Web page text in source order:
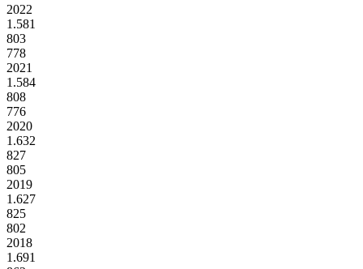
2022
1.581
803
778
2021
1.584
808
776
2020
1.632
827
805
2019
1.627
825
802
2018
1.691